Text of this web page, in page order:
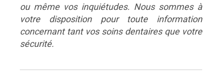
ou même vos inquiétudes. Nous sommes à
votre disposition pour toute information
concernant tant vos soins dentaires que votre
sécurité.